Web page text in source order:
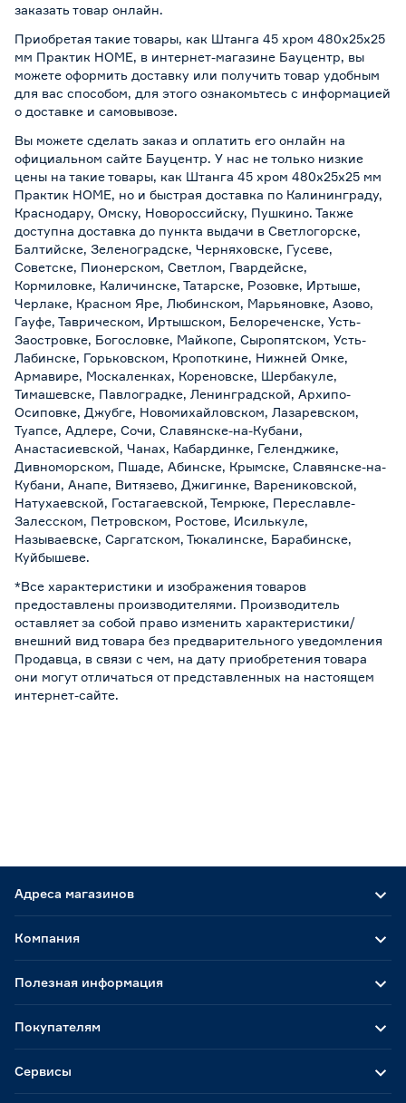
заказать товар онлайн.
Приобретая такие товары, как Штанга 45 хром 480х25x25
мм Практик HOME, в интернет-магазине Бауцентр, вы
можете оформить доставку или получить товар удобным
для вас способом, для этого ознакомьтесь с информацией
о доставке и самовывозе.
Вы можете сделать заказ и оплатить его онлайн на
официальном сайте Бауцентр. У нас не только низкие
цены на такие товары, как Штанга 45 хром 480х25x25 мм
Практик HOME, но и быстрая доставка по Калининграду,
Краснодару, Омску, Новороссийску, Пушкино. Также
доступна доставка до пункта выдачи в Светлогорске,
Балтийске, Зеленоградске, Черняховске, Гусеве,
Советске, Пионерском, Светлом, Гвардейске,
Кормиловке, Каличинске, Татарске, Розовке, Иртыше,
Черлаке, Красном Яре, Любинском, Марьяновке, Азово,
Гауфе, Таврическом, Иртышском, Белореченске, Усть-
Заостровке, Богословке, Майкопе, Сыропятском, Усть-
Лабинске, Горьковском, Кропоткине, Нижней Омке,
Армавире, Москаленках, Кореновске, Шербакуле,
Тимашевске, Павлоградке, Ленинградской, Архипо-
Осиповке, Джубге, Новомихайловском, Лазаревском,
Туапсе, Адлере, Сочи, Славянске-на-Кубани,
Анастасиевской, Чанах, Кабардинке, Геленджике,
Дивноморском, Пшаде, Абинске, Крымске, Славянске-на-
Кубани, Анапе, Витязево, Джигинке, Варениковской,
Натухаевской, Гостагаевской, Темрюке, Переславле-
Залесском, Петровском, Ростове, Исилькуле,
Называевске, Саргатском, Тюкалинске, Барабинске,
Куйбышеве.
*Все характеристики и изображения товаров
предоставлены производителями. Производитель
оставляет за собой право изменить характеристики/
внешний вид товара без предварительного уведомления
Продавца, в связи с чем, на дату приобретения товара
они могут отличаться от представленных на настоящем
интернет-сайте.
Адреса магазинов
Компания
Полезная информация
Покупателям
Сервисы